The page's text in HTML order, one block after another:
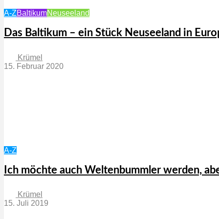
A-ZBaltikumNeuseeland
Das Baltikum – ein Stück Neuseeland in
Krümel
15. Februar 2020
A-Z
Ich möchte auch Weltenbummler werden,
Krümel
15. Juli 2019